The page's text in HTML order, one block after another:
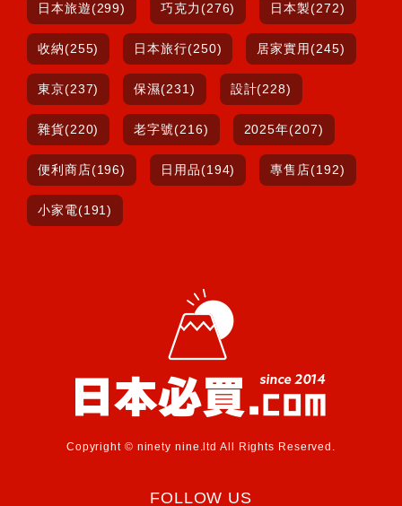
日本旅遊(299) 巧克力(276) 日本製(272)
收納(255) 日本旅行(250) 居家實用(245)
東京(237) 保濕(231) 設計(228)
雜貨(220) 老字號(216) 2025年(207)
便利商店(196) 日用品(194) 專售店(192)
小家電(191)
Copyright © ninety nine.ltd All Rights Reserved.
FOLLOW US